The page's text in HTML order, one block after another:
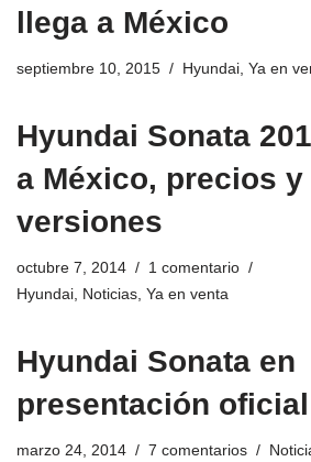
llega a México
septiembre 10, 2015 Hyundai, Ya en
Hyundai Sonata
a México, precios y
versiones
octubre 7, 2014
1 comentario
Hyundai, Noticias, Ya en venta
Hyundai Sonata en
presentación oficial
marzo 24, 2014 7 comentarios